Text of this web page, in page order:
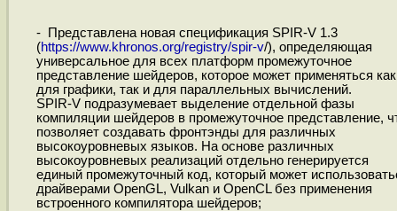
- Представлена новая спецификация SPIR-V 1.3
(https://www.khronos.org/registry/spir-v/), определяющая
универсальное для всех платформ промежуточное
представление шейдеров, которое может применяться как
для графики, так и для параллельных вычислений.
SPIR-V подразумевает выделение отдельной фазы
компиляции шейдеров в промежуточное представление,
позволяет создавать фронтэнды для различных
высокоуровневых языков. На основе различных
высокоуровневых реализаций отдельно генерируется
единый промежуточный код, который может
драйверами OpenGL, Vulkan и OpenCL без применения
встроенного компилятора шейдеров;